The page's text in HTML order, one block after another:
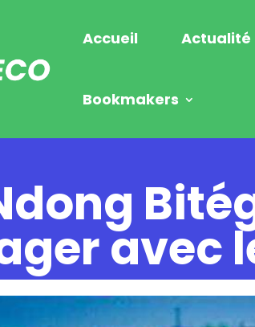
Accueil Actualité
Bookmakers
avec